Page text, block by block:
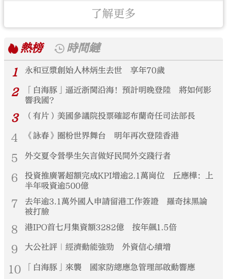
了解更多
熱榜
時間鏈
1
永和豆漿創始人林炳生去世 享年70歲
2
「白海豚」逼近浙閩沿海！預計明晚登陸 將如何影
響我國？
3 （有片）美國參議院投票確認布蘭奇任司法部長
4 《詠春》圈粉世界舞台 明年再次登陸香港
5 外交夏令營學生矢言做好民間外交踐行者
6
投資推廣署超額完成KPI增逾2.1萬崗位 丘應樺：上
半年吸資逾500億
7
去年逾3.1萬外國人申請留港工作簽證 羅奇抹黑論
被打臉
8 港IPO首七月集資額3282億 按年飆1.5倍
9 大公社評｜經濟動能強勁 外資信心續增
10 「白海豚」來襲 國家防總應急管理部啟動響應